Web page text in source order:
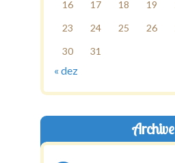
16
17 18 19
23
24 25 26
30
31
« dez
Archive